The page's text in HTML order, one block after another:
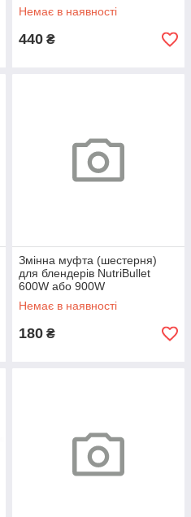
Немає в наявності
440 ₴
Змінна муфта (шестерня)
для блендерів NutriBullet
600W або 900W
Немає в наявності
180 ₴